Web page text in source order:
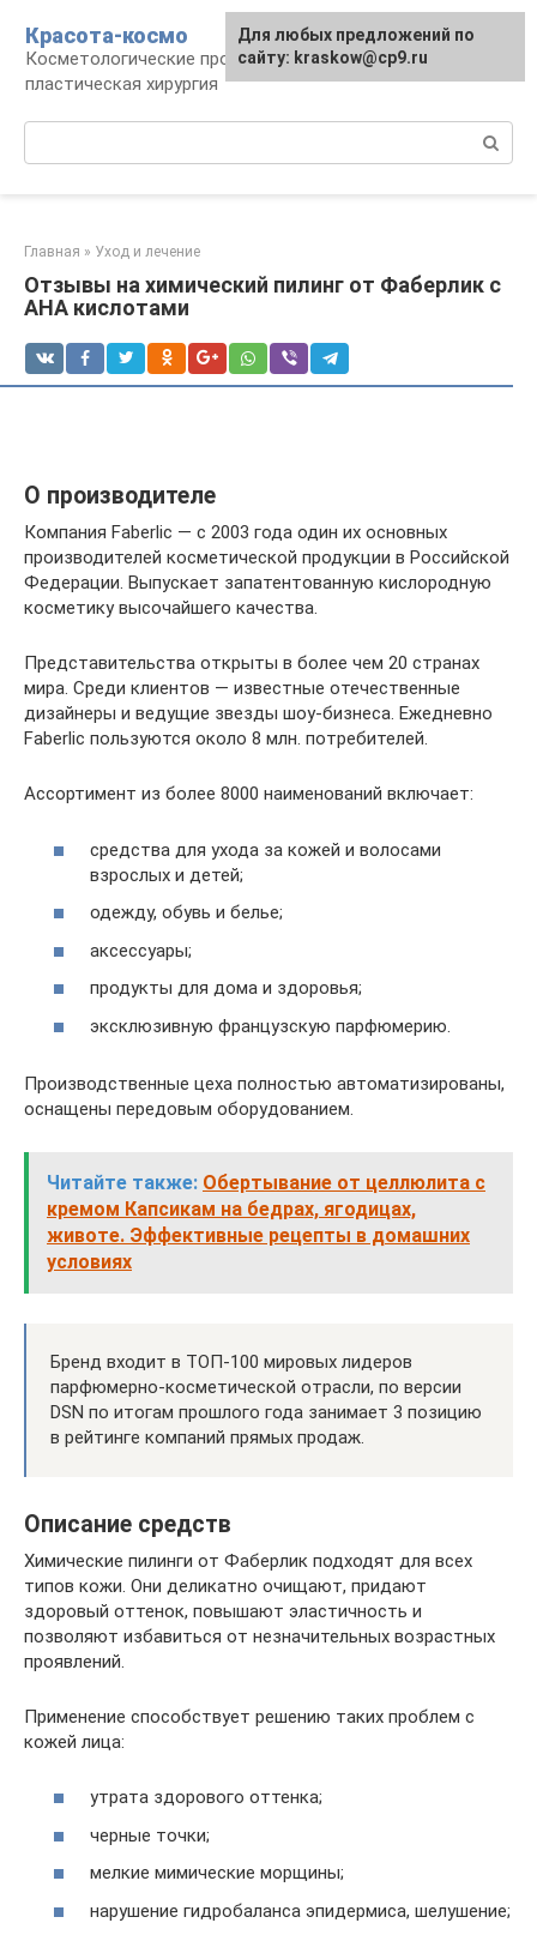
контенту
Красота-космо
Косметологические процедуры,
пластическая хирургия
Главная » Уход и лечение
Отзывы на химический пилинг от Фаберлик с
AHA кислотами
О производителе
Компания Faberlic — с 2003 года один их основных
производителей косметической продукции в Российской
Федерации. Выпускает запатентованную кислородную
косметику высочайшего качества.
Представительства открыты в более чем 20 странах
мира. Среди клиентов — известные отечественные
дизайнеры и ведущие звезды шоу-бизнеса. Ежедневно
Faberlic пользуются около 8 млн. потребителей.
Ассортимент из более 8000 наименований включает:
средства для ухода за кожей и волосами
взрослых и детей;
одежду, обувь и белье;
аксессуары;
продукты для дома и здоровья;
эксклюзивную французскую парфюмерию.
Производственные цеха полностью автоматизированы,
оснащены передовым оборудованием.
Читайте также: Обертывание от целлюлита с
кремом Капсикам на бедрах, ягодицах,
животе. Эффективные рецепты в домашних
условиях
Бренд входит в ТОП-100 мировых лидеров
парфюмерно-косметической отрасли, по версии
DSN по итогам прошлого года занимает 3 позицию
в рейтинге компаний прямых продаж.
Описание средств
Химические пилинги от Фаберлик подходят для всех
типов кожи. Они деликатно очищают, придают
здоровый оттенок, повышают эластичность и
позволяют избавиться от незначительных возрастных
проявлений.
Применение способствует решению таких проблем с
кожей лица:
утрата здорового оттенка;
черные точки;
мелкие мимические морщины;
нарушение гидробаланса эпидермиса, шелушение;
Для любых предложений по
сайту: kraskow@cp9.ru